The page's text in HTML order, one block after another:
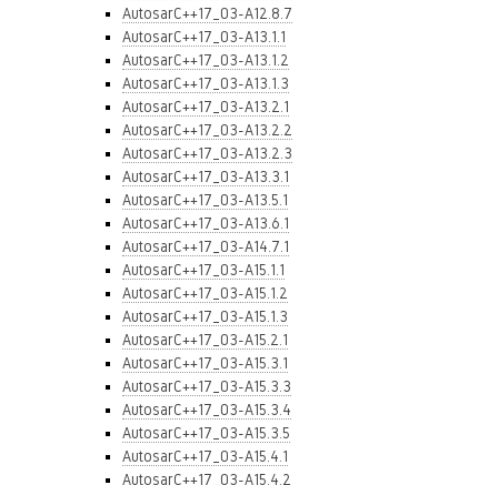
AutosarC++17_03-A12.8.7
AutosarC++17_03-A13.1.1
AutosarC++17_03-A13.1.2
AutosarC++17_03-A13.1.3
AutosarC++17_03-A13.2.1
AutosarC++17_03-A13.2.2
AutosarC++17_03-A13.2.3
AutosarC++17_03-A13.3.1
AutosarC++17_03-A13.5.1
AutosarC++17_03-A13.6.1
AutosarC++17_03-A14.7.1
AutosarC++17_03-A15.1.1
AutosarC++17_03-A15.1.2
AutosarC++17_03-A15.1.3
AutosarC++17_03-A15.2.1
AutosarC++17_03-A15.3.1
AutosarC++17_03-A15.3.3
AutosarC++17_03-A15.3.4
AutosarC++17_03-A15.3.5
AutosarC++17_03-A15.4.1
AutosarC++17_03-A15.4.2